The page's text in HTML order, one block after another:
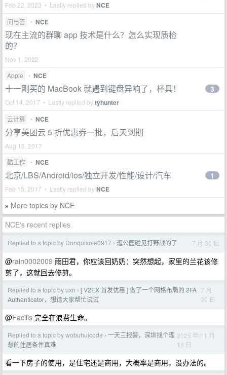
Feb 22, 2023 • Lastly replied byNCE
问与答 • NCE
现在主流的群聊 app 技术是什么？怎么实现质检
的？
Nov 1, 2022
Apple
• NCE
十一刚买的 MacBook 就遇到键盘异响了，杯具！
Oct 14, 2017 • Lastly replied bytyhunter
3
云计算 • NCE
分享美团云 5 折优惠券一批，后天到期
Aug 15, 2017
酷工作
• NCE
北京/LBS/Android/ios/独立开发/性能/设计/汽车
Feb 15, 2017 • Lastly replied byNCE
1
» More topics by NCE
NCE's recent replies
Replied to a topic by Donquixote0917 › 逛公园碰见打野战的了 7 月 30 日
@rain0002009 雨田君，你应该回奶奶：突然想起，家里的兰花该修
剪了，这就回去修剪。
Replied to a topic by uxn › [ V2EX 首发优惠 ] 做了一个网格布局的 2FA
Authenticator，想请大家帮忙试试
7 月
30 日
@Facilis 完全在浪费生命。
Replied to a topic by wobuhuicode › 一天三报警，深圳找个理
想的住居条件真难
2025 年 11 月
18 日
看一下房子的使用，是住宅还是商用，大概率是商用，没办法的。